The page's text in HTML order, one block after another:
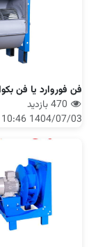
فن فوروارد یا فن
1404/07/03 10:46